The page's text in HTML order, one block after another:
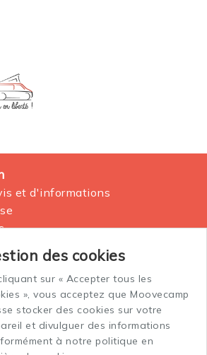
des cookies
sur « Accepter tous les
», vous acceptez que Moovecamp
stocker des cookies sur votre
et divulguer des informations
à notre politique en
et d'informations
aménagés
de vente et location
d'assurance